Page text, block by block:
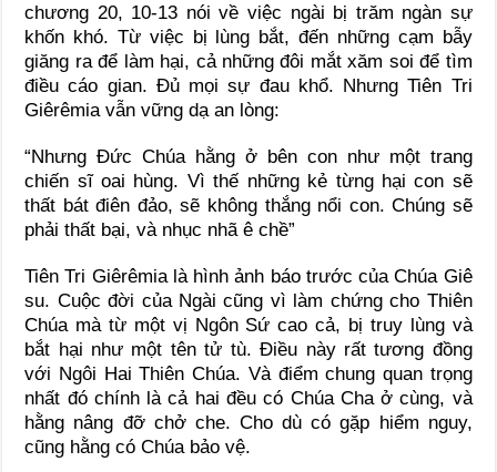
chương 20, 10-13 nói về việc ngài bị trăm ngàn sự
khốn khó. Từ việc bị lùng bắt, đến những cạm bẫy
giăng ra để làm hại, cả những đôi mắt xăm soi để tìm
điều cáo gian. Đủ mọi sự đau khổ. Nhưng Tiên Tri
Giêrêmia vẫn vững dạ an lòng:
“Nhưng Đức Chúa hằng ở bên con như một trang
chiến sĩ oai hùng. Vì thế những kẻ từng hại con sẽ
thất bát điên đảo, sẽ không thắng nổi con. Chúng sẽ
phải thất bại, và nhục nhã ê chề”
Tiên Tri Giêrêmia là hình ảnh báo trước của Chúa Giê
su. Cuộc đời của Ngài cũng vì làm chứng cho Thiên
Chúa mà từ một vị Ngôn Sứ cao cả, bị truy lùng và
bắt hại như một tên tử tù. Điều này rất tương đồng
với Ngôi Hai Thiên Chúa. Và điểm chung quan trọng
nhất đó chính là cả hai đều có Chúa Cha ở cùng, và
hằng nâng đỡ chở che. Cho dù có gặp hiểm nguy,
cũng hằng có Chúa bảo vệ.